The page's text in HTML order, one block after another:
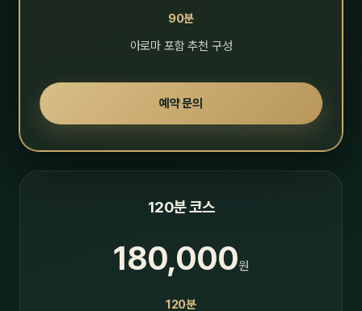
90분
아로마 포함 추천 구성
예약 문의
120분 코스
180,000원
120분